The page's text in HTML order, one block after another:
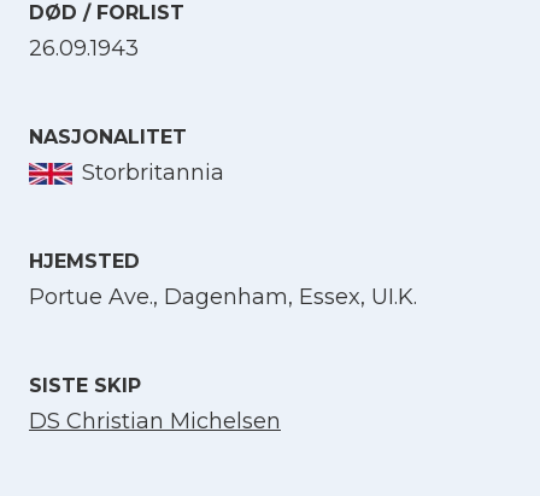
DØD / FORLIST
26.09.1943
NASJONALITET
Storbritannia
HJEMSTED
Portue Ave., Dagenham, Essex, UI.K.
SISTE SKIP
DS Christian Michelsen